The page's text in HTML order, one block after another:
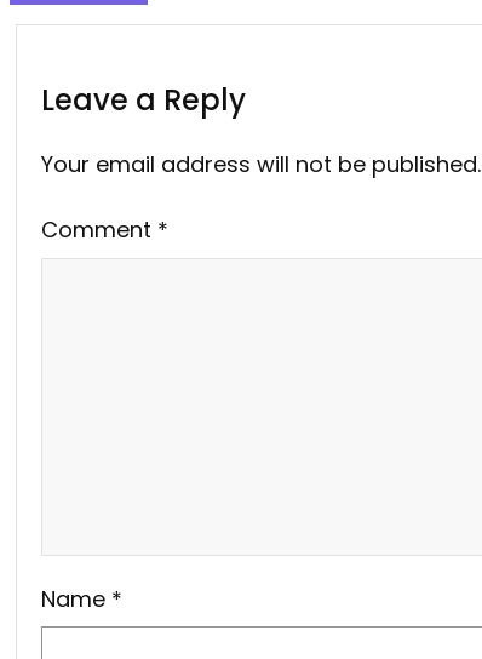
Leave a Reply
Your email address will not be published.
Comment *
Name *